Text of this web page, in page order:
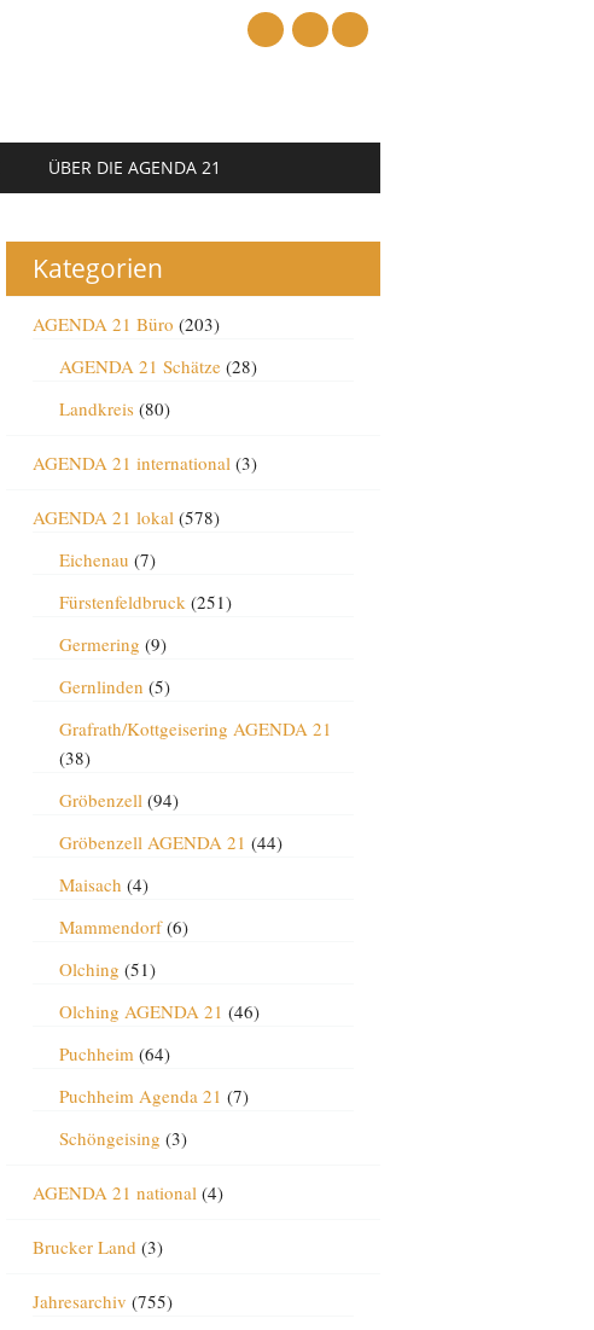
ÜBER DIE AGENDA 21
Kategorien
AGENDA 21 Büro (203)
AGENDA 21 Schätze(28)
Landkreis(80)
AGENDA 21 international(3)
AGENDA 21 lokal(578)
Eichenau (7)
Fürstenfeldbruck(251)
Germering (9)
Gernlinden (5)
Grafrath/Kottgeisering AGENDA 21
(38)
Gröbenzell(94)
Gröbenzell AGENDA 21 (44)
Maisach (4)
Mammendorf(6)
Olching (51)
Olching AGENDA 21 (46)
Puchheim(64)
Puchheim Agenda 21 (7)
Schöngeising (3)
AGENDA 21 national(4)
Brucker Land (3)
Jahresarchiv (755)